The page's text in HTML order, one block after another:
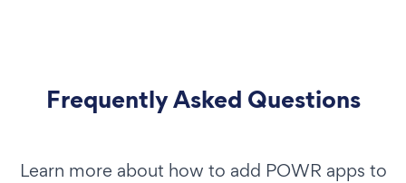
Frequently Asked Questions
Learn more about how to add POWR apps to